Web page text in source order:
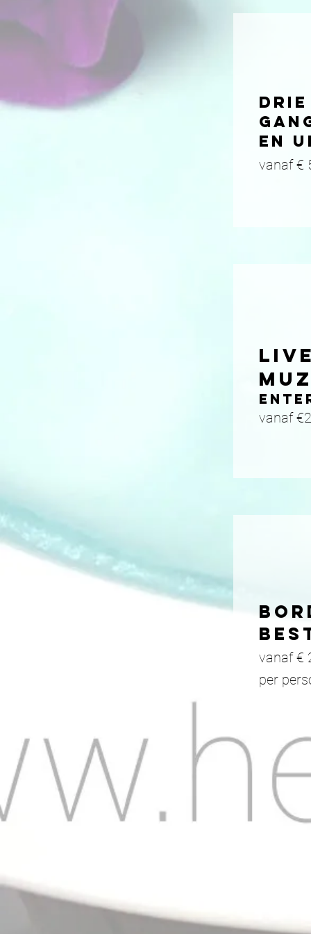
drie
en
vanaf €
vanaf
vanaf €
per